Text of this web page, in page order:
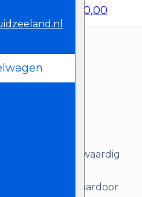
260,00
je een hoogwaardig
is geschikt voor
personen, waardoor